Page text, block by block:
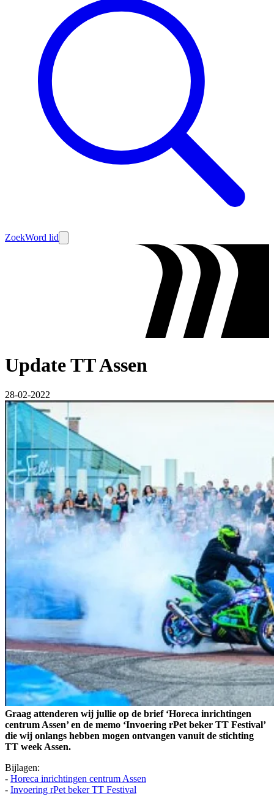
ZoekWord lid
Update TT Assen
28-02-2022
Graag attenderen wij jullie op de brief ‘Horeca inrichtingen
centrum Assen’ en de memo ‘Invoering rPet beker TT Festival’
die wij onlangs hebben mogen ontvangen vanuit de stichting
TT week Assen.
Bijlagen:
- Horeca inrichtingen centrum Assen
- Invoering rPet beker TT Festival